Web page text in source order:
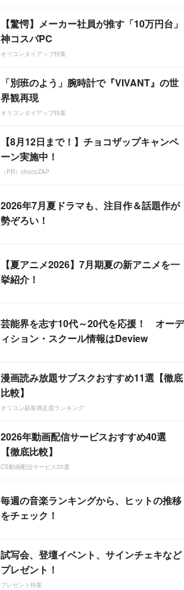
【驚愕】メーカー社員が推す「10万円台」
神コスパPC
オリコンタイアップ特集
「別班のよう」腕時計で『VIVANT』の世
界観再現
オリコンタイアップ特集
【8月12日まで！】チョコザップキャンペ
ーン実施中！
（PR）chocoZAP
2026年7月夏ドラマも、注目作＆話題作が
勢ぞろい！
【夏アニメ2026】7月期夏の新アニメを一
挙紹介！
芸能界を志す10代～20代を応援！ オーデ
ィション・スクール情報はDeview
漫画読み放題サブスクおすすめ11選【徹底
比較】
オリコン顧客満足度ランキング
2026年動画配信サービスおすすめ40選
【徹底比較】
CS動画配信サービス20選
毎週の音楽ランキングから、ヒットの推移
をチェック！
試写会、登壇イベント、サインチェキなど
プレゼント！
プレゼント特集